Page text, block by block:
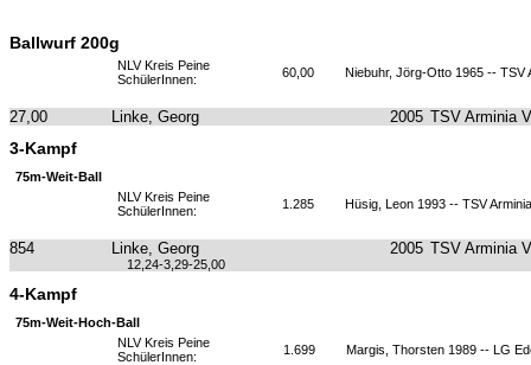
Ballwurf 200g
NLV Kreis Peine
SchülerInnen:
60,00 Niebuhr, Jörg-Otto 1965 -- TSV
27,00 Linke, Georg 2005 TSV Arminia
3-Kampf
75m-Weit-Ball
NLV Kreis Peine
SchülerInnen:
1.285 Hüsig, Leon 1993 -- TSV
854 Linke, Georg 2005 TSV Arminia
12,24-3,29-25,00
4-Kampf
75m-Weit-Hoch-Ball
NLV Kreis Peine
SchülerInnen:
1.699 Margis, Thorsten 1989 -- LG